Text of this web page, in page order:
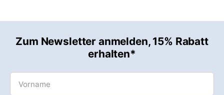
Zum Newsletter anmelden, 15% Rabatt
erhalten*
Vorname